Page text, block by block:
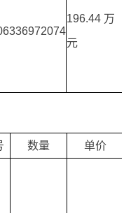
196.44 万
元
数量 单价